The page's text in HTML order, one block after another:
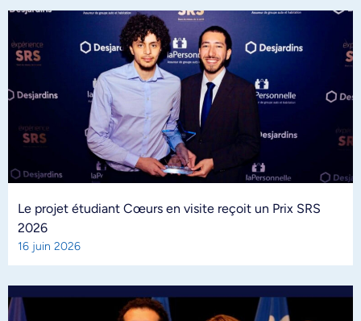
Le projet étudiant Cœurs en visite reçoit un Prix SRS
2026
16 juin 2026